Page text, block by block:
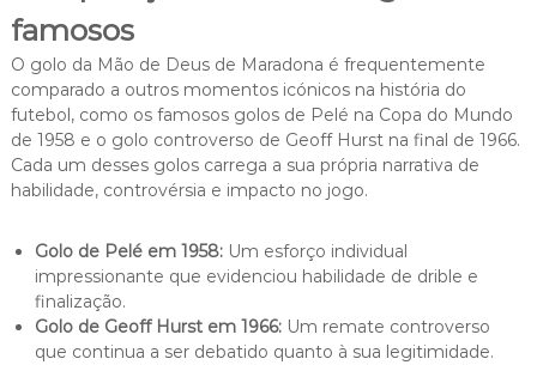
famosos
O golo da Mão de Deus de Maradona é frequentemente
comparado a outros momentos icónicos na história do
futebol, como os famosos golos de Pelé na Copa do Mundo
de 1958 e o golo controverso de Geoff Hurst na final de 1966.
Cada um desses golos carrega a sua própria narrativa de
habilidade, controvérsia e impacto no jogo.
Golo de Pelé em 1958:Um esforço individual
impressionante que evidenciou habilidade de drible e
finalização.
Golo de Geoff Hurst em 1966:Um remate controverso
que continua a ser debatido quanto à sua legitimidade.